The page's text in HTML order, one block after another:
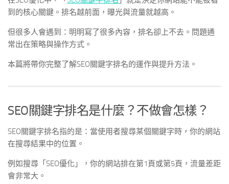
到的核心關鍵。排名越前面，曝光與流量就越高。
但很多人會遇到：明明寫了很多內容，排名卻上不去。問題通
常出在策略與操作方式。
本篇將帶你完整了解SEO關鍵字排名的運作與提升方法。
SEO關鍵字排名是什麼？不做會怎樣？
SEO關鍵字排名指的是：當使用者搜尋某個關鍵字時，你的網站
在搜尋結果中的位置。
例如搜尋「SEO優化」，你的網站排在第1頁或第5頁，流量差距
會非常大。